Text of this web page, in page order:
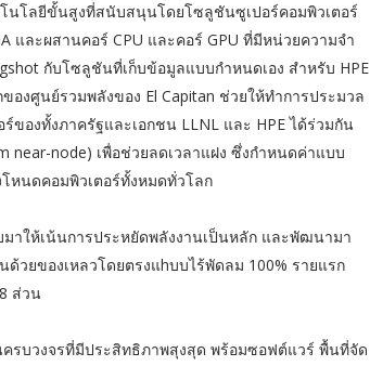
นโลยีขั้นสูงที่สนับสนุนโดยโซลูชันซูเปอร์คอมพิวเตอร์
และผสานคอร์ CPU และคอร์ GPU ที่มีหน่วยความจำ
กับโซลูชันที่เก็บข้อมูลแบบกำหนดเอง สำหรับ HPE
องศูนย์รวมพลังของ El Capitan ช่วยให้ทำการประมวล
องทั้งภาครัฐและเอกชน LLNL และ HPE ได้ร่วมกัน
node) เพื่อช่วยลดเวลาแฝง ซึ่งกำหนดค่าแบบ
หนดคอมพิวเตอร์ทั้งหมดทั่วโลก
าให้เน้นการประหยัดพลังงานเป็นหลัก และพัฒนามา
วยของเหลวโดยตรงแhบบไร้พัดลม 100% รายแรก
ส่วน
รบวงจรที่มีประสิทธิภาพสุงสุด พร้อมซอฟต์แวร์ พื้นที่จัด